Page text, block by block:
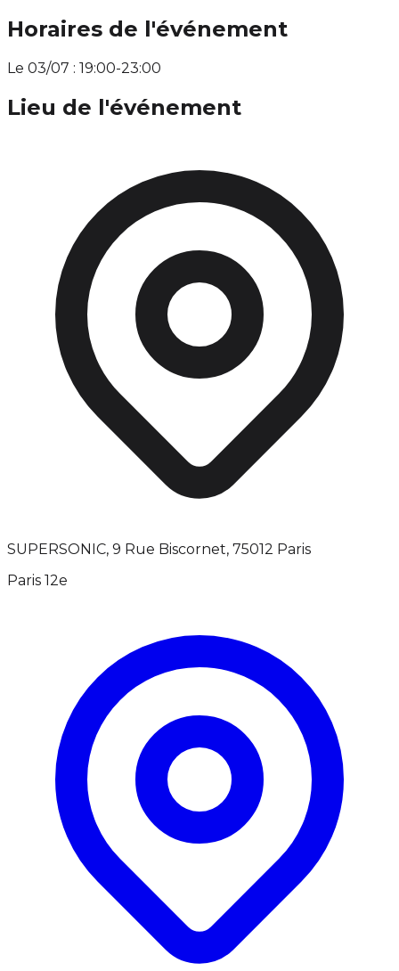
Horaires de l'événement
Le 03/07 : 19:00-23:00
Lieu de l'événement
SUPERSONIC, 9 Rue Biscornet, 75012 Paris
Paris 12e